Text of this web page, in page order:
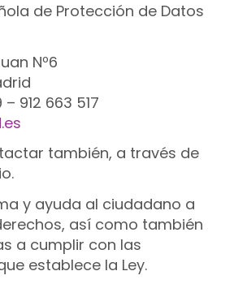
de Protección de Datos
Nº6
– 912 663 517
también, a través de
y ayuda al ciudadano a
así como también
a cumplir con las
establece la Ley.